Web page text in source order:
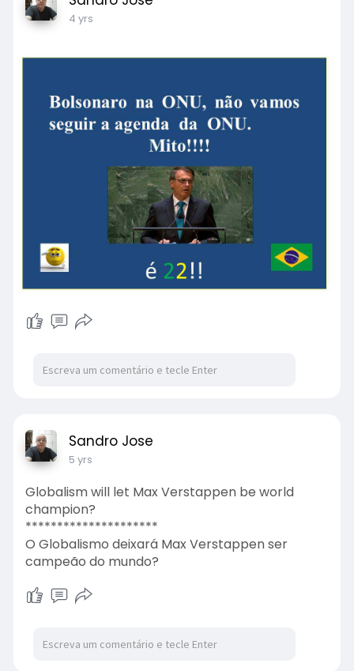
4 yrs
Sandro Jose
5 yrs
Globalism will let Max Verstappen be world
champion?
*********************
O Globalismo deixará Max Verstappen ser
campeão do mundo?